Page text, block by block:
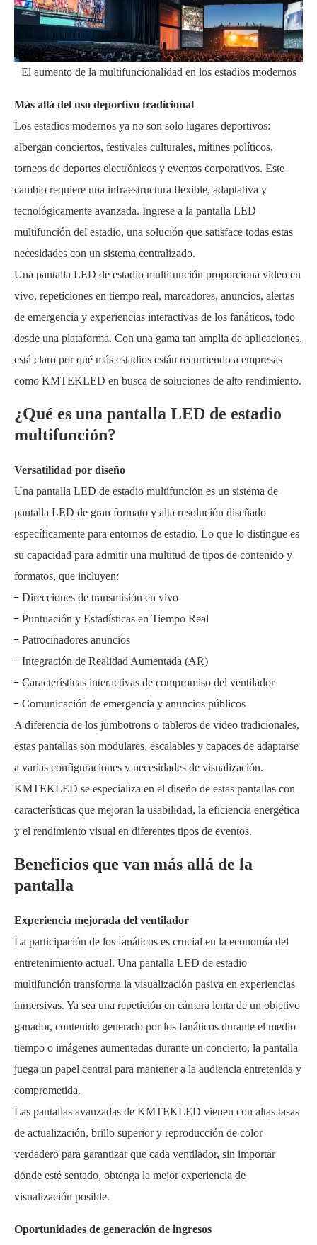
El aumento de la multifuncionalidad en los estadios modernos
Más allá del uso deportivo tradicional
Los estadios modernos ya no son solo lugares deportivos:
albergan conciertos, festivales culturales, mítines políticos,
torneos de deportes electrónicos y eventos corporativos. Este
cambio requiere una infraestructura flexible, adaptativa y
tecnológicamente avanzada. Ingrese a la pantalla LED
multifunción del estadio, una solución que satisface todas estas
necesidades con un sistema centralizado.
Una pantalla LED de estadio multifunción proporciona video en
vivo, repeticiones en tiempo real, marcadores, anuncios, alertas
de emergencia y experiencias interactivas de los fanáticos, todo
desde una plataforma. Con una gama tan amplia de aplicaciones,
está claro por qué más estadios están recurriendo a empresas
como KMTEKLED en busca de soluciones de alto rendimiento.
¿Qué es una pantalla LED de estadio
multifunción?
Versatilidad por diseño
Una pantalla LED de estadio multifunción es un sistema de
pantalla LED de gran formato y alta resolución diseñado
específicamente para entornos de estadio. Lo que lo distingue es
su capacidad para admitir una multitud de tipos de contenido y
formatos, que incluyen:
Direcciones de transmisión en vivo
Puntuación y Estadísticas en Tiempo Real
Patrocinadores anuncios
Integración de Realidad Aumentada (AR)
Características interactivas de compromiso del ventilador
Comunicación de emergencia y anuncios públicos
A diferencia de los jumbotrons o tableros de video tradicionales,
estas pantallas son modulares, escalables y capaces de adaptarse
a varias configuraciones y necesidades de visualización.
KMTEKLED se especializa en el diseño de estas pantallas con
características que mejoran la usabilidad, la eficiencia energética
y el rendimiento visual en diferentes tipos de eventos.
Beneficios que van más allá de la
pantalla
Experiencia mejorada del ventilador
La participación de los fanáticos es crucial en la economía del
entretenimiento actual. Una pantalla LED de estadio
multifunción transforma la visualización pasiva en experiencias
inmersivas. Ya sea una repetición en cámara lenta de un objetivo
ganador, contenido generado por los fanáticos durante el medio
tiempo o imágenes aumentadas durante un concierto, la pantalla
juega un papel central para mantener a la audiencia entretenida y
comprometida.
Las pantallas avanzadas de KMTEKLED vienen con altas tasas
de actualización, brillo superior y reproducción de color
verdadero para garantizar que cada ventilador, sin importar
dónde esté sentado, obtenga la mejor experiencia de
visualización posible.
Oportunidades de generación de ingresos